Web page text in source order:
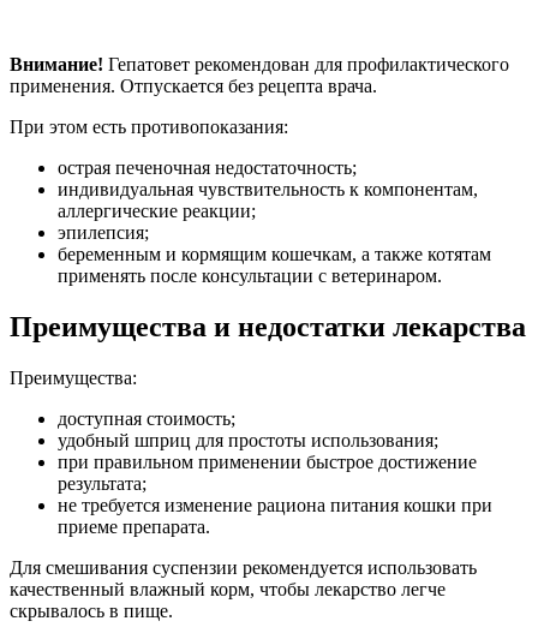
Внимание! Гепатовет рекомендован для профилактического
применения. Отпускается без рецепта врача.
При этом есть противопоказания:
острая печеночная недостаточность;
индивидуальная чувствительность к компонентам,
аллергические реакции;
эпилепсия;
беременным и кормящим кошечкам, а также котятам
применять после консультации с ветеринаром.
Преимущества и недостатки лекарства
Преимущества:
доступная стоимость;
удобный шприц для простоты использования;
при правильном применении быстрое достижение
результата;
не требуется изменение рациона питания кошки при
приеме препарата.
Для смешивания суспензии рекомендуется использовать
качественный влажный корм, чтобы лекарство легче
скрывалось в пище.